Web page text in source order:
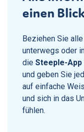
einen
Beziehen Sie
unterwegs oder
die Steeple-App
und geben Sie
auf einfache
und sich in das
fühlen.